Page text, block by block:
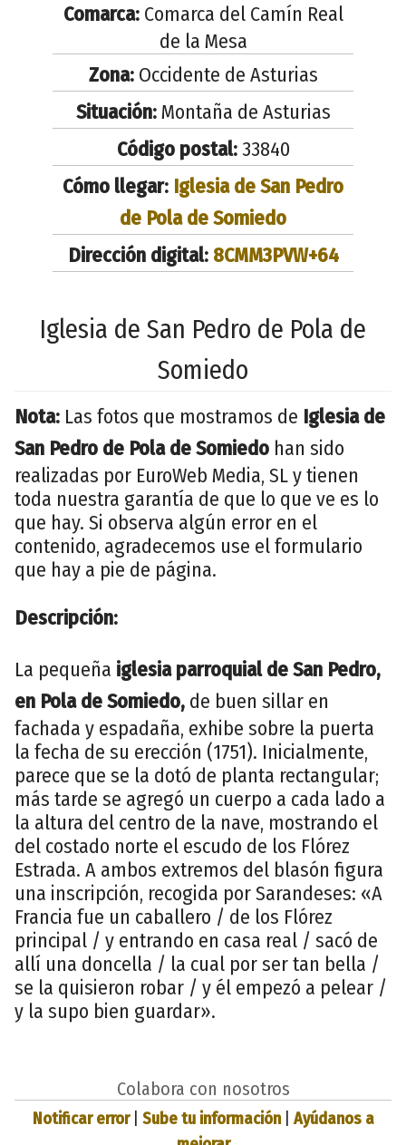
Comarca:Comarca del Camín Real
de la Mesa
Zona:Occidente de Asturias
Situación:Montaña de Asturias
Código postal:33840
Cómo llegar: Iglesia de San Pedro
de Pola de Somiedo
Dirección digital: 8CMM3PVW+64
Iglesia de San Pedro de Pola de
Somiedo
Nota: Las fotos que mostramos de Iglesia de
San Pedro de Pola de Somiedo han sido
realizadas por EuroWeb Media, SL y tienen
toda nuestra garantía de que lo que ve es lo
que hay. Si observa algún error en el
contenido, agradecemos use el formulario
que hay a pie de página.
Descripción:
La pequeña iglesia parroquial de San Pedro,
en Pola de Somiedo, de buen sillar en
fachada y espadaña, exhibe sobre la puerta
la fecha de su erección (1751). Inicialmente,
parece que se la dotó de planta rectangular;
más tarde se agregó un cuerpo a cada lado a
la altura del centro de la nave, mostrando el
del costado norte el escudo de los Flórez
Estrada. A ambos extremos del blasón figura
una inscripción, recogida por Sarandeses: «A
Francia fue un caballero / de los Flórez
principal / y entrando en casa real / sacó de
allí una doncella / la cual por ser tan bella /
se la quisieron robar / y él empezó a pelear /
y la supo bien guardar».
Colabora con nosotros
Notificar error| Sube tu información| Ayúdanos a